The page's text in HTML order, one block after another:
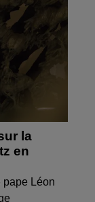
la
en
pape Léon